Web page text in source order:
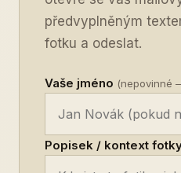
předvyplněným
fotku a odeslat.
Vaše jméno (nepovinné
Popisek / kontext